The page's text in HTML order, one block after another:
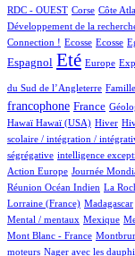
RDC - OUEST
1/605 Corse
10/605 Côte
1/605
1/605
1/605
Développement de la
1/605
1/605
19/605
Connection !
1/605 Ecosse
1/605 Ecosse
1/605
12/605
1/605
21/605
13/605
138/605
Espagnol
451/605 Eté
10/605 Europe
69/605
113/605
2/605
du Sud de l’Angleterre
francophone
196/605 France
32/605
1/605
1/605
1/605
1/605
2/605
2/605
Hawaï
2/605Hawaï (USA)
99/605 Hiver
17/605
8/605
1/605
1/605
scolaire / intégration /
ségrégative
1/605 intelligence
9/605
8/605
4/605
35/605
5/605
3/605
Action Europe
5/605 Journée
41/605
5/605
4/605
Réunion Océan Indien
1/605 La
1/605
1/605
7/605
62/605
2/605
Lorraine (France)
6/605 Madagascar
6/605
1/605
1/605
7/605
9/605
1/605
Mental / mentaux
1/605 Mexique
1/605
21/605
27/605
1/605
3/605
1/605
Mont Blanc - France
6/605
7/605
7/605
1/605
moteurs
1/605 Nager avec les
2/605
11/605
11/605